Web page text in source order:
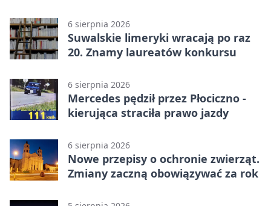
6 sierpnia 2026
Suwalskie limeryki wracają po raz
20. Znamy laureatów konkursu
6 sierpnia 2026
Mercedes pędził przez Płociczno -
kierująca straciła prawo jazdy
6 sierpnia 2026
Nowe przepisy o ochronie zwierząt.
Zmiany zaczną obowiązywać za rok